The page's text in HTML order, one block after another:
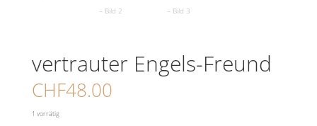
vertrauter Engels-Freund
CHF48.00
1 vorrätig